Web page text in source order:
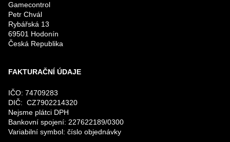
Gamecontrol
Petr Chvál
Rybářská 13
69501 Hodonín
Česká Republika
FAKTURAČNÍ ÚDAJE
IČO: 74709283
DIČ: CZ7902214320
Nejsme plátci DPH
Bankovní spojení: 227622189/0300
Variabilní symbol: číslo objednávky